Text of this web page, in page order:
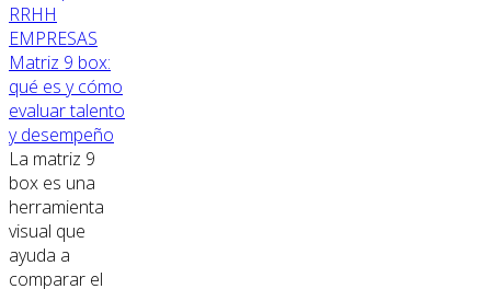
RRHH
EMPRESAS
Matriz 9 box:
qué es y cómo
evaluar talento
y desempeño
La matriz 9
box es una
herramienta
visual que
ayuda a
comparar el